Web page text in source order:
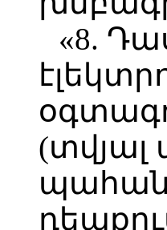
«8.
(տվյալ